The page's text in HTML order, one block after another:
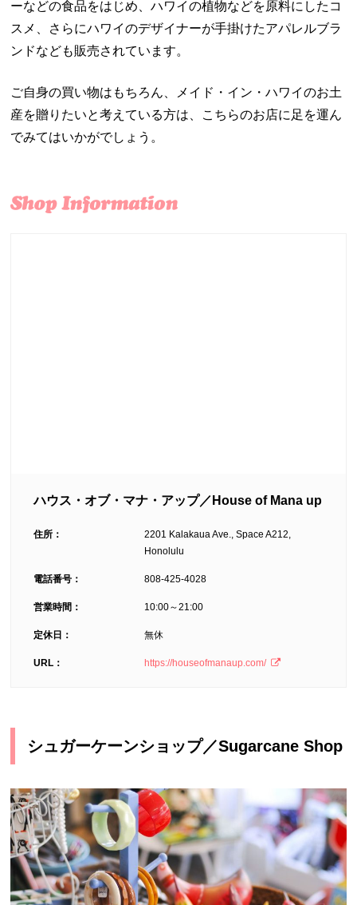
ーなどの食品をはじめ、ハワイの植物などを原料にしたコ
スメ、さらにハワイのデザイナーが手掛けたアパレルブラ
ンドなども販売されています。
ご自身の買い物はもちろん、メイド・イン・ハワイのお土
産を贈りたいと考えている方は、こちらのお店に足を運ん
でみてはいかがでしょう。
ハウス・オブ・マナ・アップ／House of Mana up
住所：
2201 Kalakaua Ave., Space A212,
Honolulu
電話番号： 808-425-4028
営業時間： 10:00～21:00
定休日： 無休
URL： https://houseofmanaup.com/
シュガーケーンショップ／Sugarcane Shop